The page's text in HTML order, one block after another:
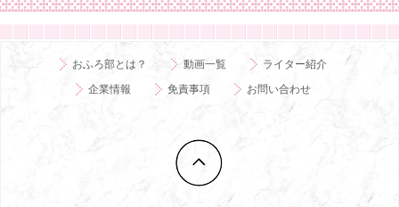
おふろ部とは？ 動画一覧
ライター紹介
企業情報
免責事項 お問い合わせ